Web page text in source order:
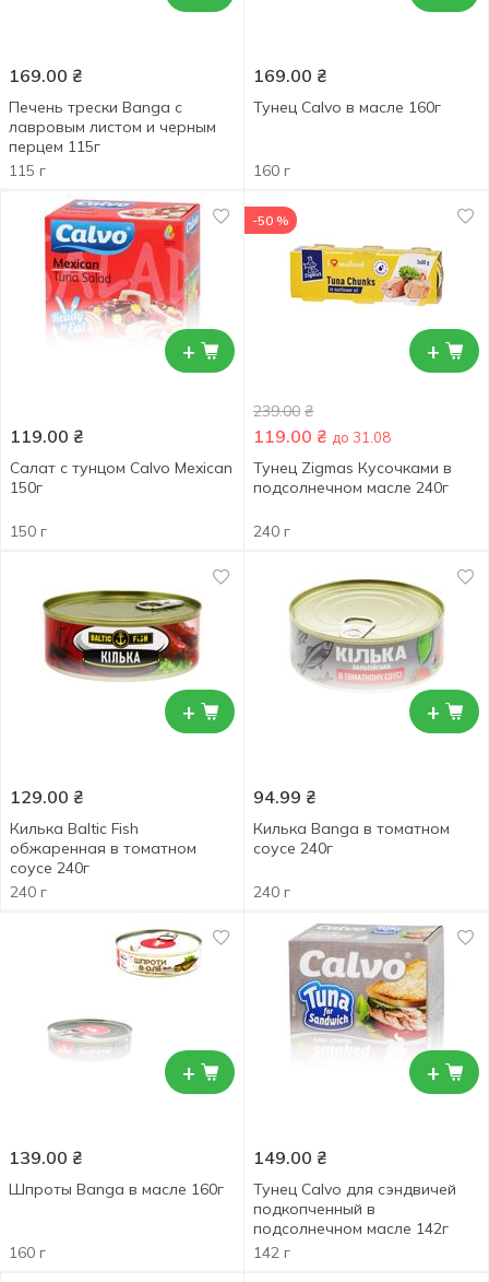
169.00 ₴
Печень трески Banga с
лавровым листом и черным
перцем 115г
115 г
169.00 ₴
Тунец Calvo в масле 160г
160 г
+
119.00 ₴
Салат с тунцом Calvo Mexican
150г
150 г
+
-50 %
239.00 ₴
119.00 ₴ до 31.08
Тунец Zigmas Кусочками в
подсолнечном масле 240г
240 г
+
129.00 ₴
Килька Baltic Fish
обжаренная в томатном
соусе 240г
240 г
+
94.99 ₴
Килька Banga в томатном
соусе 240г
240 г
+
139.00 ₴
Шпроты Banga в масле 160г
160 г
+
149.00 ₴
Тунец Calvo для сэндвичей
подкопченный в
подсолнечном масле 142г
142 г